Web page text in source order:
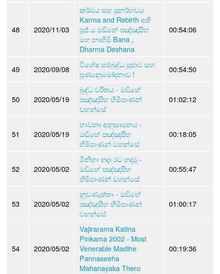
48 2020/11/03
කර්මය සහ පුනර්භවය
Karma and Rebirth අති
පූජ් ය මඩිහේ පඤ්ඤාසීහ
මහ නාහිමි Bana ,
Dharma Deshana
00:54:06
49 2020/09/08
විශේෂ සම්බුද්ධ පූජාව සහ
පුණ්‍යනුමෝදනාව !
00:54:50
50 2020/05/19
බුද්ධ චරිතය - මඩිහේ
පඤ්ඤාසීහ හිමිපාණන්
වහන්සේ
01:02:12
51 2020/05/19
භාවනා අනුසාසනය -
මඩිහේ පඤ්ඤාසීහ
හිමිපාණන් වහන්සේ
00:18:05
52 2020/05/02
මිනිහා හදා රට හදමු -
මඩිහේ පඤ්ඤාසීහ
හිමිපාණන් වහන්සේ
00:55:47
53 2020/05/02
නුවණැත්තා - මඩිහේ
පඤ්ඤාසීහ හිමිපාණන්
වහන්සේ
01:00:17
54 2020/05/02
Vajirarama Katina
Pinkama 2002 - Most
Venerable Madihe
Pannaseeha
Mahanayaka Thero
00:19:36